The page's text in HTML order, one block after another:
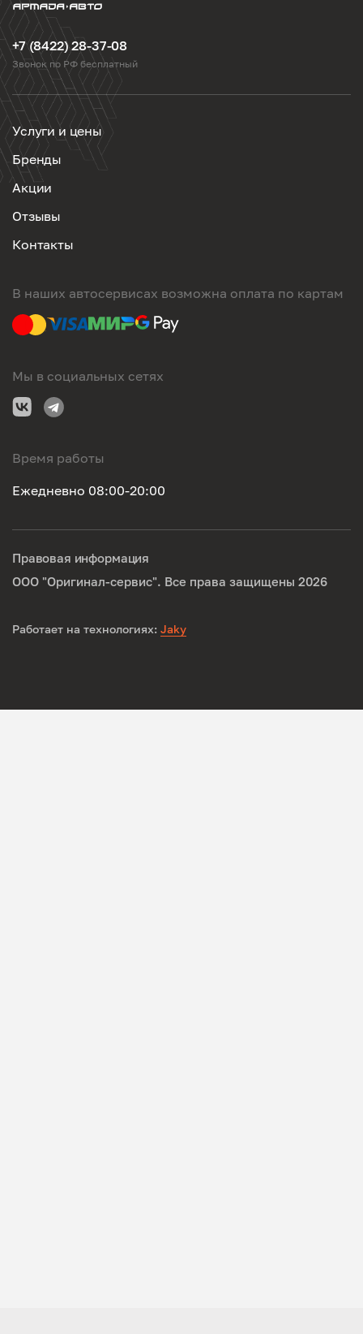
+7 (8422) 28-37-08
Звонок по РФ бесплатный
Услуги и цены
Бренды
Акции
Отзывы
Контакты
В наших автосервисах возможна оплата по картам
Мы в социальных сетях
Время работы
Ежедневно 08:00-20:00
ООО "Оригинал-сервис". Все права защищены 2026
Правовая информация
Работает на технологиях: Jaky